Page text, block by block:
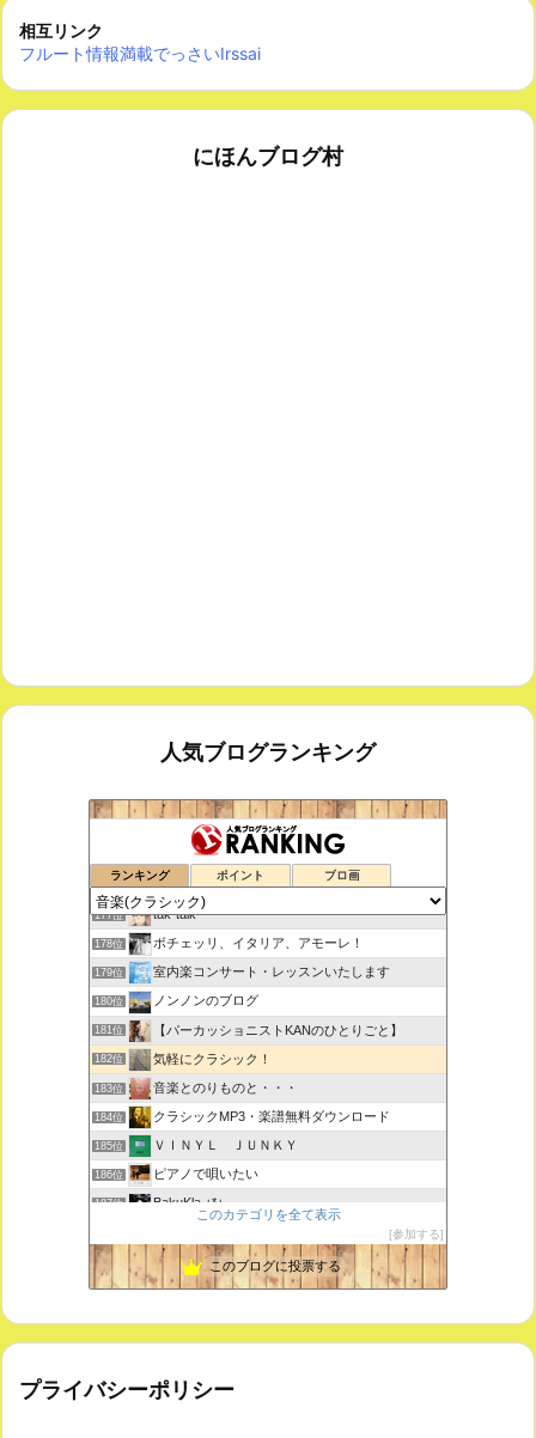
相互リンク
フルート情報満載でっさいIrssai
にほんブログ村
人気ブログランキング
ランキング ポイント ブロ画
鑑賞空間・忘れられない作品
176位 思えば遠くへ来たもんだ
177位 tak-talk
178位 ボチェッリ、イタリア、アモーレ！
179位 室内楽コンサート・レッスンいたします
180位 ノンノンのブログ
181位 【パーカッショニストKANのひとりごと】
182位 気軽にクラシック！
183位 音楽とのりものと・・・
184位 クラシックMP3・楽譜無料ダウンロード
185位 ＶＩＮＹＬ ＪＵＮＫＹ
186位 ピアノで唄いたい
187位 BakuKla +*+
189位 ときどき書きます♪
このカテゴリを全て表示
参加する
このブログに投票する
プライバシーポリシー